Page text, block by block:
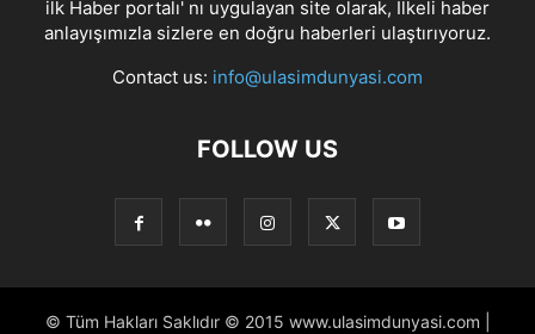
ilk Haber portalı' nı uygulayan site olarak, İlkeli haber
anlayışımızla sizlere en doğru haberleri ulaştırıyoruz.
Contact us: info@ulasimdunyasi.com
FOLLOW US
© Tüm Hakları Saklıdır © 2015 www.ulasimdunyasi.com |